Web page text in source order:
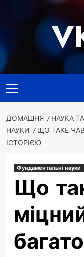
меню
ДОМАШНЯ НАУКА
НАУКИ
ЩО ТАКЕ
ІСТОРІЄЮ
Фундаментальні науки
Що